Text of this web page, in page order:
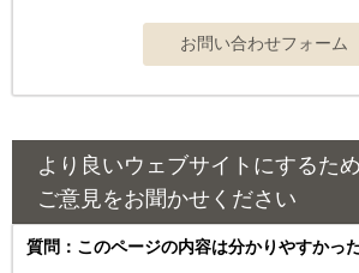
より良いウェブサイトにするた
ご意見をお聞かせください
質問：このページの内容は分かりやすかっ